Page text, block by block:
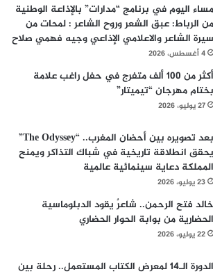
مساء اليوم في برنامج “مدارات” بالإذاعة الوطنية
من الرباط: عبق الشعر وروح الشاعر : لمحات من
سيرة الشاعر والاعلامي الإذاعي وجيه فهمي صلاح
4 أغسطس، 2026
أكثر من 100 ألف متفرج في حفل راغب علامة
بختام مهرجان “تيميتار”
27 يوليو، 2026
بعد تصويره بين أحضان المغرب.. “The Odyssey”
يحقق انطلاقة تاريخية في شباك التذاكر ويمنح
المملكة دعاية سينمائية عالمية
23 يوليو، 2026
خالد فتح الرحمن.. شاعرٌ يقود الدبلوماسية
الحضارية من بوابة الحوار الحضاري
22 يوليو، 2026
الدورة الـ14 لمعرض الكتاب المستعمل.. رحلة بين